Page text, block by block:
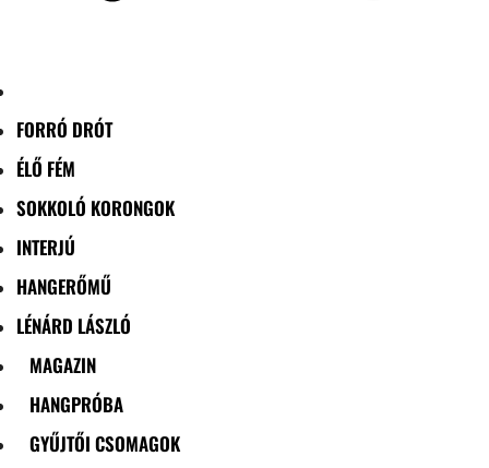
FORRÓ DRÓT
ÉLŐ FÉM
SOKKOLÓ KORONGOK
INTERJÚ
HANGERŐMŰ
LÉNÁRD LÁSZLÓ
MAGAZIN
HANGPRÓBA
GYŰJTŐI CSOMAGOK